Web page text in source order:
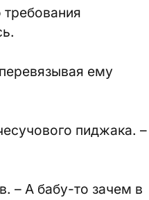
ему
пиджака. –
– А бабу-то зачем в